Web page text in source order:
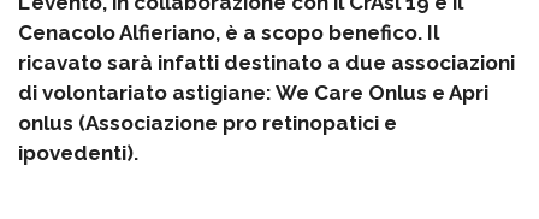
Cenacolo Alfieriano, è a scopo benefico. Il
ricavato sarà infatti destinato a due associazioni
di volontariato astigiane: We Care Onlus e Apri
onlus (Associazione pro retinopatici e
ipovedenti).